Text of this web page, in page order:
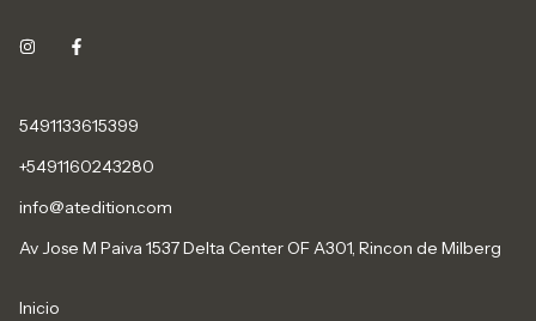
5491133615399
+5491160243280
info@atedition.com
Av Jose M Paiva 1537 Delta Center OF A301, Rincon de Milberg
Inicio